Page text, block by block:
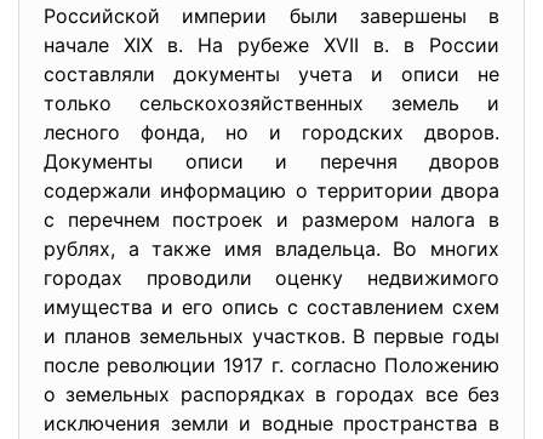
Российской империи были завершены в
начале XIX в. На рубеже XVII в. в России
составляли документы учета и описи не
только сельскохозяйственных земель и
лесного фонда, но и городских дворов.
Документы описи и перечня дворов
содержали информацию о территории двора
с перечнем построек и размером налога в
рублях, а также имя владельца. Во многих
городах проводили оценку недвижимого
имущества и его опись с составлением схем
и планов земельных участков. В первые годы
после революции 1917 г. согласно Положению
о земельных распорядках в городах все без
исключения земли и водные пространства в